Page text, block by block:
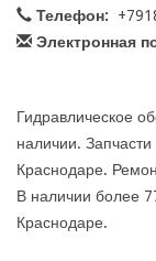
Телефон:
Электронная
Гидравлическое
наличии.
Краснодаре.
В наличии более
Краснодаре.